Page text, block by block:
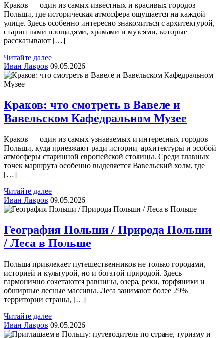
Краков — один из самых известных и красивых городов
Польши, где историческая атмосфера ощущается на каждой
улице. Здесь особенно интересно знакомиться с архитектурой,
старинными площадями, храмами и музеями, которые
рассказывают […]
Читайте далее
Иван Лавров 09.05.2026
Краков: что смотреть в Вавеле и
Вавельском Кафедральном Музее
Краков — один из самых узнаваемых и интересных городов
Польши, куда приезжают ради истории, архитектуры и особой
атмосферы старинной европейской столицы. Среди главных
точек маршрута особенно выделяется Вавельский холм, где
[…]
Читайте далее
Иван Лавров 09.05.2026
География Польши / Природа Польши
/ Леса в Польше
Польша привлекает путешественников не только городами,
историей и культурой, но и богатой природой. Здесь
гармонично сочетаются равнины, озера, реки, торфяники и
обширные лесные массивы. Леса занимают более 29%
территории страны, […]
Читайте далее
Иван Лавров 09.05.2026